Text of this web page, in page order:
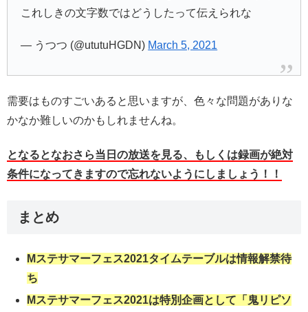
これしきの文字数ではどうしたって伝えられな
— うつつ (@ututuHGDN) March 5, 2021
需要はものすごいあると思いますが、色々な問題がありな
かなか難しいのかもしれませんね。
となるとなおさら当日の放送を見る、もしくは録画が絶対
条件になってきますので忘れないようにしましょう！！
まとめ
Mステサマーフェス2021タイムテーブルは情報解禁待
ち
Mステサマーフェス2021は特別企画として「鬼リピソ